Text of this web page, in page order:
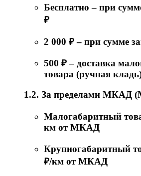
Бесплатно – при
₽
2 000 ₽ – при сумме
500 ₽ – доставка
товара (ручная
1.2. За пределами МКАД
Малогабаритный
км от МКАД
Крупногабаритный
₽/км от МКАД